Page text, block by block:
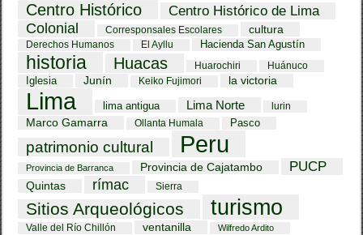
Centro Histórico
Centro Histórico de Lima
Colonial
Corresponsales Escolares cultura
Derechos Humanos El Ayllu Hacienda San Agustín
historia Huacas Huarochiri Huánuco
Iglesia Junín Keiko Fujimori la victoria
Lima lima antigua Lima Norte lurin
Marco Gamarra Ollanta Humala Pasco
patrimonio cultural Peru
Provincia de Barranca Provincia de Cajatambo PUCP
Quintas rímac Sierra
Sitios Arqueológicos turismo
Valle del Río Chillón ventanilla Wilfredo Ardito